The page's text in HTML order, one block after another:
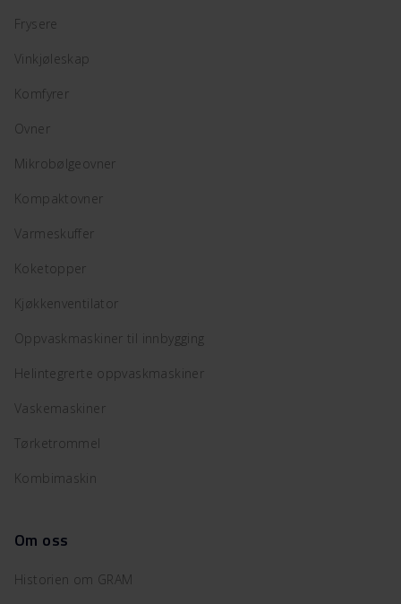
Frysere
Vinkjøleskap
Komfyrer
Ovner
Mikrobølgeovner
Kompaktovner
Varmeskuffer
Koketopper
Kjøkkenventilator
Oppvaskmaskiner til innbygging
Helintegrerte oppvaskmaskiner
Vaskemaskiner
Tørketrommel
Kombimaskin
Om oss
Historien om GRAM